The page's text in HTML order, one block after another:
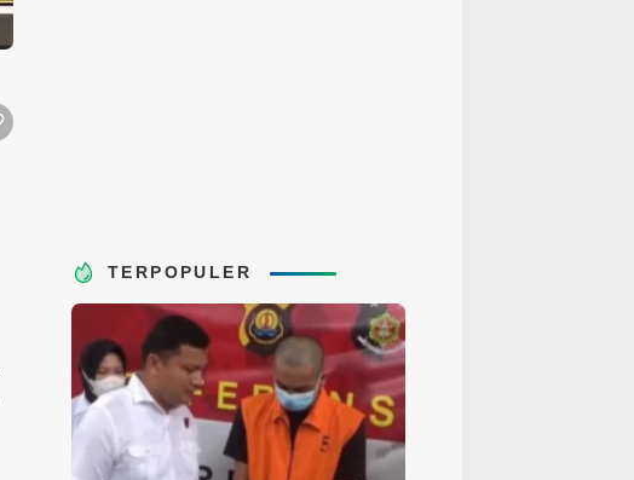
TERPOPULER